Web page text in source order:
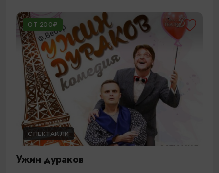
ОТ 200₽
СПЕКТАКЛИ
Ужин дураков